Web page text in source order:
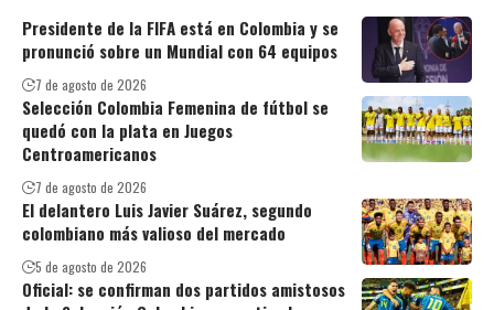
Presidente de la FIFA está en Colombia y se
pronunció sobre un Mundial con 64 equipos
7 de agosto de 2026
Selección Colombia Femenina de fútbol se
quedó con la plata en Juegos
Centroamericanos
7 de agosto de 2026
El delantero Luis Javier Suárez, segundo
colombiano más valioso del mercado
5 de agosto de 2026
Oficial: se confirman dos partidos amistosos